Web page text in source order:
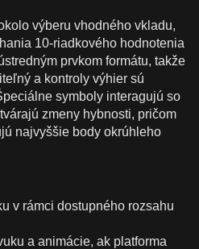
výberu vhodného vkladu,
10-riadkového hodnotenia
prvkom formátu, takže
a kontroly výhier sú
symboly interagujú so
zmeny hybnosti, pričom
najvyššie body okrúhleho
v rámci dostupného rozsahu
a animácie, ak platforma